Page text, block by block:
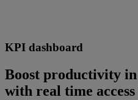
KPI dashboard
Boost productivity
with real time